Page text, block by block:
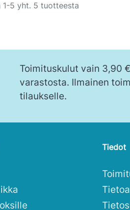
1-5 yht. 5 tuotteesta
Toimituskulut vain 3,90
varastosta. Ilmainen
tilaukselle.
Tiedot